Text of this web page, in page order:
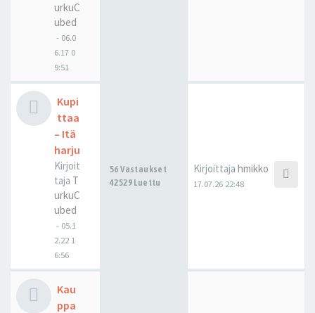
urkuC
ubed
- 06.0
6.17 0
9:51
Kupi
ttaa
– Itä
harju
Kirjoit
taja T
urkuC
ubed
- 05.1
2.22 1
6:56
56 Vastaukset
42529 Luettu
Kirjoittaja hmikko
17.07.26 22:48
Kau
ppa